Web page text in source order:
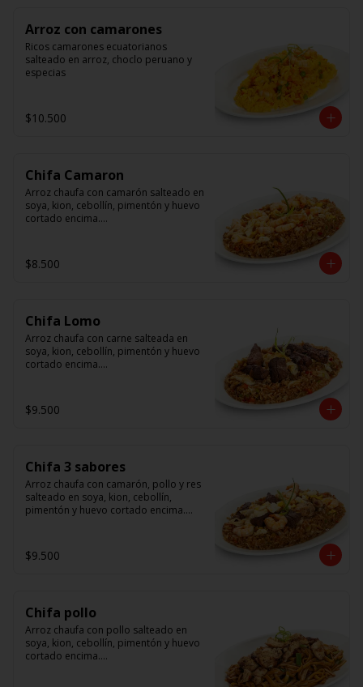
Arroz con camarones
Ricos camarones ecuatorianos
salteado en arroz, choclo peruano y
especias
$10.500
Chifa Camaron
Arroz chaufa con camarón salteado en
soya, kion, cebollín, pimentón y huevo
cortado encima.
soya, cebollín, tomate y cebolla
morada.
$8.500
Chifa Lomo
Arroz chaufa con carne salteada en
soya, kion, cebollín, pimentón y huevo
cortado encima.
cebollín, tomate y cebolla morada.
$9.500
Chifa 3 sabores
Arroz chaufa con camarón, pollo y res
salteado en soya, kion, cebollín,
pimentón y huevo cortado encima.
salteado en soya, cebollín, tomate y
cebolla morada.
$9.500
Chifa pollo
Arroz chaufa con pollo salteado en
soya, kion, cebollín, pimentón y huevo
cortado encima.